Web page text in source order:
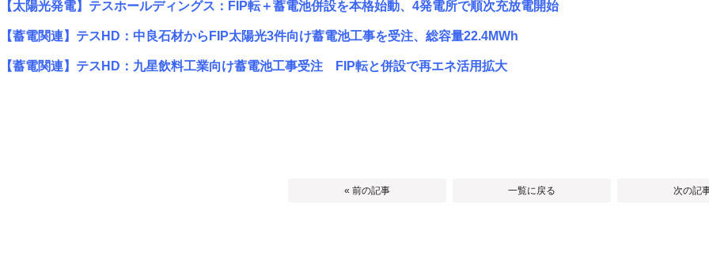
【太陽光発電】テスホールディングス：FIP転＋蓄電池併設を本格始動、4発電所で順次充放電開始
【蓄電関連】テスHD：中良石材からFIP太陽光3件向け蓄電池工事を受注、総容量22.4MWh
【蓄電関連】テスHD：九星飲料工業向け蓄電池工事受注 FIP転と併設で再エネ活用拡大
« 前の記事 一覧に戻る 次の記